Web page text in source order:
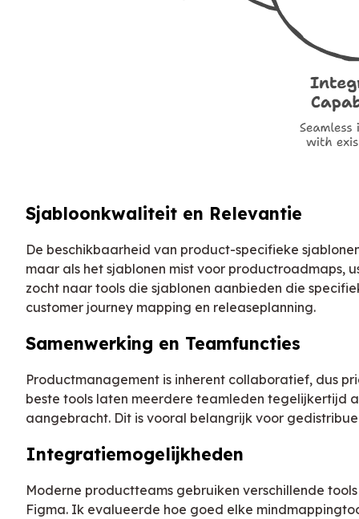
Sjabloonkwaliteit en Relevantie
De beschikbaarheid van product-specifieke
maar als het sjablonen mist voor
zocht naar tools die sjablonen aanbieden die
customer journey mapping en releaseplanning.
Samenwerking en Teamfuncties
Productmanagement is inherent collaboratief, dus
beste tools laten meerdere teamleden tegelijkertijd
aangebracht. Dit is vooral belangrijk voor
Integratiemogelijkheden
Moderne productteams gebruiken verschillende
Figma. Ik evalueerde hoe goed elke